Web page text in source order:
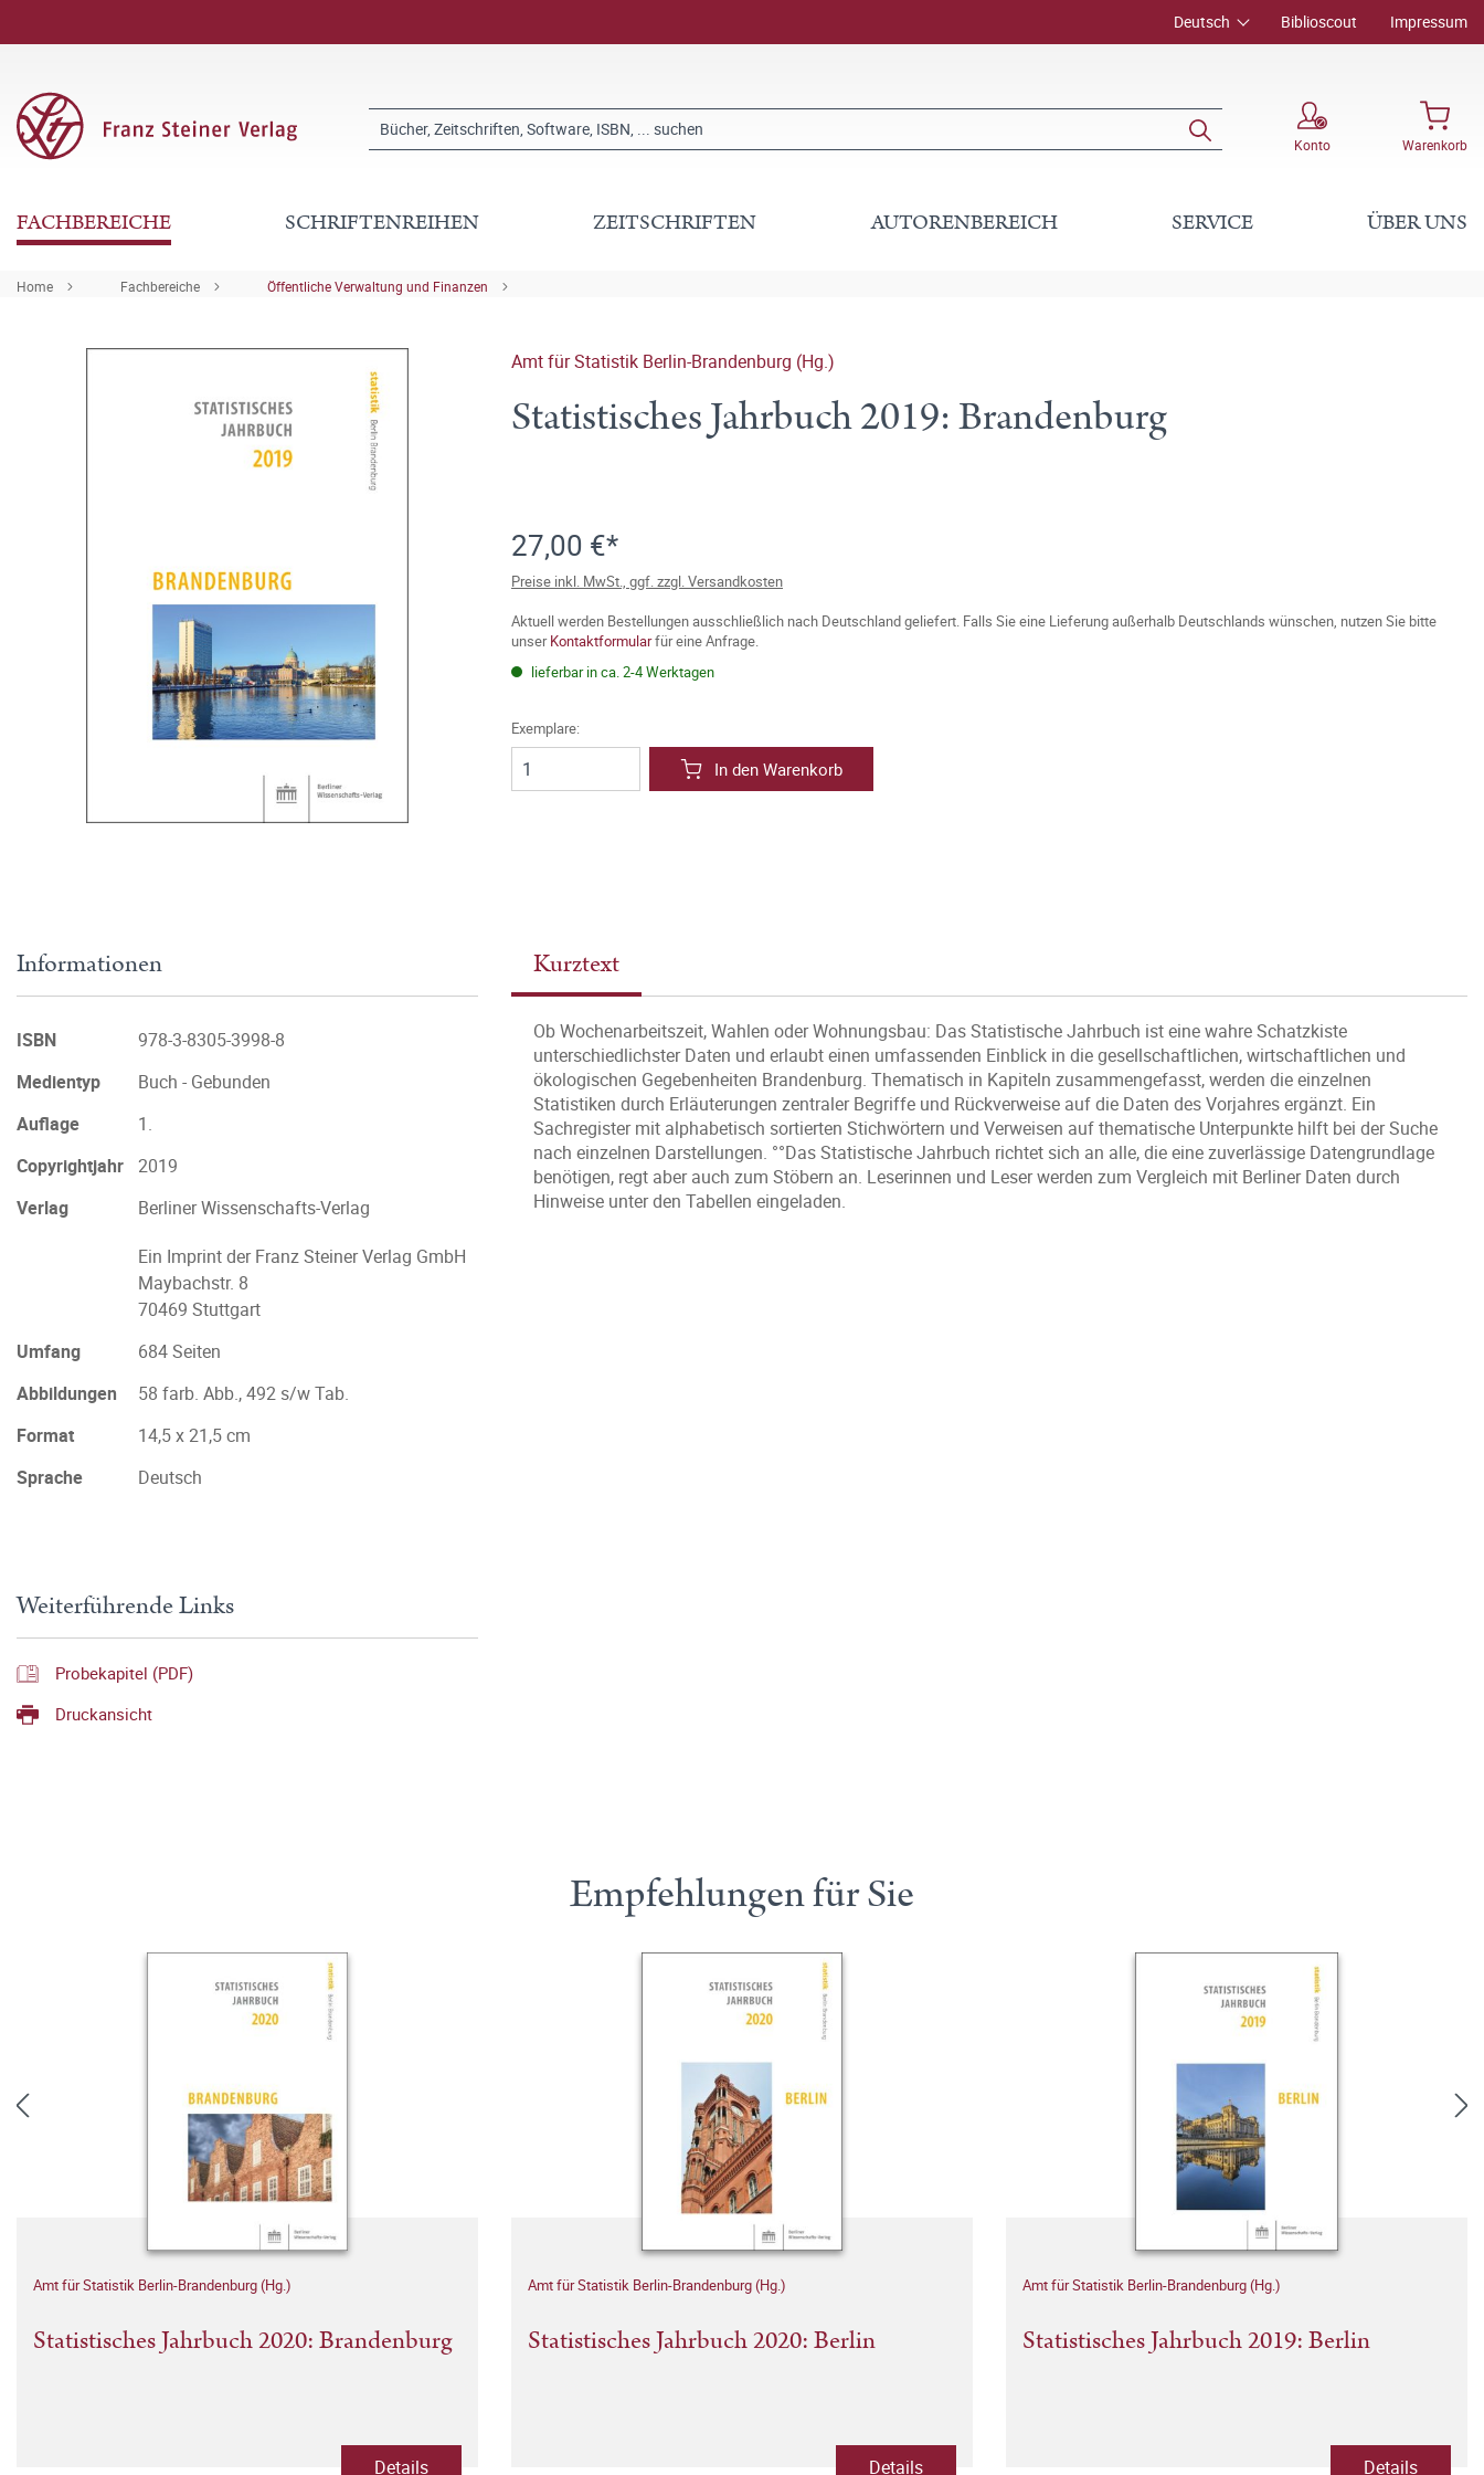
Deutsch Biblioscout Impressum
Konto Warenkorb
FACHBEREICHE SCHRIFTENREIHEN ZEITSCHRIFTEN AUTORENBEREICH SERVICE ÜBER UNS
Home Fachbereiche Öffentliche Verwaltung und Finanzen
Amt für Statistik Berlin-Brandenburg (Hg.)
Statistisches Jahrbuch 2019: Brandenburg
27,00 €*
Preise inkl. MwSt., ggf. zzgl. Versandkosten
Aktuell werden Bestellungen ausschließlich nach Deutschland geliefert. Falls Sie eine Lieferung außerhalb Deutschlands wünschen, nutzen Sie bitte
unserKontaktformularfür eine Anfrage.
lieferbar in ca. 2-4 Werktagen
Exemplare:
In den Warenkorb
Kurztext
Ob Wochenarbeitszeit, Wahlen oder Wohnungsbau: Das Statistische Jahrbuch ist eine wahre Schatzkiste
unterschiedlichster Daten und erlaubt einen umfassenden Einblick in die gesellschaftlichen, wirtschaftlichen und
ökologischen Gegebenheiten Brandenburg. Thematisch in Kapiteln zusammengefasst, werden die einzelnen
Statistiken durch Erläuterungen zentraler Begriffe und Rückverweise auf die Daten des Vorjahres ergänzt. Ein
Sachregister mit alphabetisch sortierten Stichwörtern und Verweisen auf thematische Unterpunkte hilft bei der Suche
nach einzelnen Darstellungen. °°Das Statistische Jahrbuch richtet sich an alle, die eine zuverlässige Datengrundlage
benötigen, regt aber auch zum Stöbern an. Leserinnen und Leser werden zum Vergleich mit Berliner Daten durch
Hinweise unter den Tabellen eingeladen.
Informationen
ISBN
978-3-8305-3998-8
Medientyp
Buch - Gebunden
Auflage
1.
Copyrightjahr 2019
Verlag
Berliner Wissenschafts-Verlag
Ein Imprint der Franz Steiner Verlag GmbH
Maybachstr. 8
70469 Stuttgart
Umfang
684 Seiten
Abbildungen
58 farb. Abb., 492 s/w Tab.
Format
14,5 x 21,5 cm
Sprache
Deutsch
Weiterführende Links
Probekapitel (PDF)
Druckansicht
Empfehlungen für Sie
Amt für Statistik Berlin-Brandenburg (Hg.)
Statistisches Jahrbuch 2020: Brandenburg
Details
Amt für Statistik Berlin-Brandenburg (Hg.)
Statistisches Jahrbuch 2020: Berlin
Details
Amt für Statistik Berlin-Brandenburg (Hg.)
Statistisches Jahrbuch 2019: Berlin
Details